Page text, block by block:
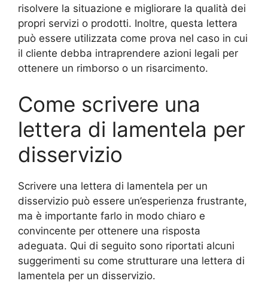
risolvere la situazione e migliorare la qualità dei
propri servizi o prodotti. Inoltre, questa lettera
può essere utilizzata come prova nel caso in cui
il cliente debba intraprendere azioni legali per
ottenere un rimborso o un risarcimento.
Come scrivere una
lettera di lamentela per
disservizio
Scrivere una lettera di lamentela per un
disservizio può essere un’esperienza frustrante,
ma è importante farlo in modo chiaro e
convincente per ottenere una risposta
adeguata. Qui di seguito sono riportati alcuni
suggerimenti su come strutturare una lettera di
lamentela per un disservizio.